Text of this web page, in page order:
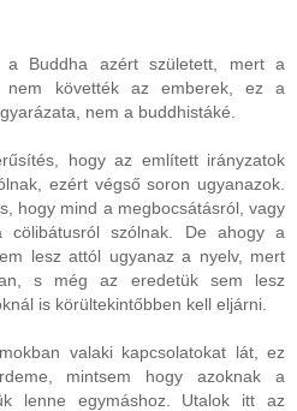
a Buddha azért született, mert a
nem követték az emberek, ez a
nem a buddhistáké.
hogy az említett irányzatok
ezért végső soron ugyanazok.
hogy mind a megbocsátásról, vagy
szólnak. De ahogy a
lesz attól ugyanaz a nyelv, mert
s még az eredetük sem lesz
is körültekintőbben kell eljárni.
valaki kapcsolatokat lát, ez
mintsem hogy azoknak a
lenne egymáshoz. Utalok itt az